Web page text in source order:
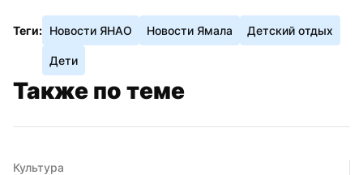
Теги: Новости ЯНАО Новости Ямала Детский отдых
Дети
Также по теме
Культура